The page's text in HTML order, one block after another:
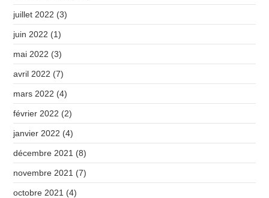
juillet 2022 (3)
juin 2022 (1)
mai 2022 (3)
avril 2022 (7)
mars 2022 (4)
février 2022 (2)
janvier 2022 (4)
décembre 2021 (8)
novembre 2021 (7)
octobre 2021 (4)